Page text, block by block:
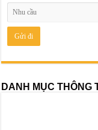
DANH MỤC THÔNG